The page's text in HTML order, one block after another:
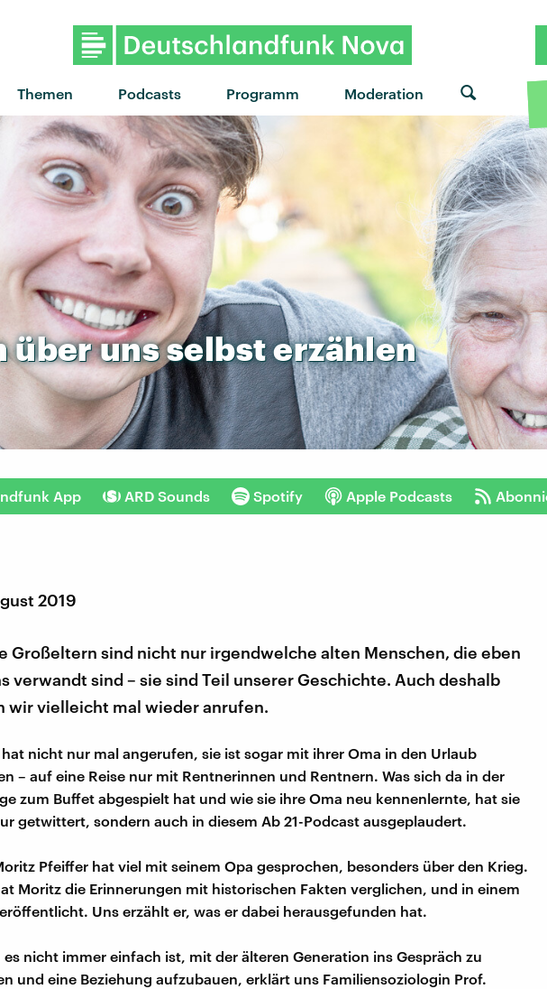
Themen Podcasts Programm Moderation
"Elephant" von Tame Impala · "Elephant" von
überunsselbsterzählen
App ARD Sounds Spotify Apple Podcasts
2019
Großeltern sind nicht nur irgendwelche alten Menschen, die eben
verwandt sind – sie sind Teil unserer Geschichte. Auch deshalb
wir vielleicht mal wieder anrufen.
nicht nur mal angerufen, sie ist sogar mit ihrer Oma in den Urlaub
– auf eine Reise nur mit Rentnerinnen und Rentnern. Was sich da in der
zum Buffet abgespielt hat und wie sie ihre Oma neu kennenlernte, hat sie
getwittert, sondern auch in diesem Ab 21-Podcast ausgeplaudert.
Pfeiffer hat viel mit seinem Opa gesprochen, besonders über den Krieg.
Moritz die Erinnerungen mit historischen Fakten verglichen, und in einem
Uns erzählt er, was er dabei herausgefunden hat.
es nicht immer einfach ist, mit der älteren Generation ins Gespräch zu
und eine Beziehung aufzubauen, erklärt uns Familiensoziologin Prof.